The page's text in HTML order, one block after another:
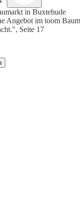
in Buxtehude
Angebot im toom
Seite 17